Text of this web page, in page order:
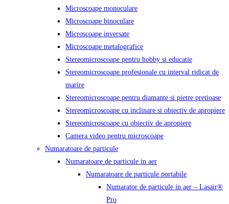
Microscoape monoculare
Microscoape binoculare
Microscoape inversate
Microscoape metalografice
Stereomicroscoape pentru hobby si educatie
Stereomicroscoape profesionale cu interval ridicat de
marire
Stereomicroscoape pentru diamante si pietre pretioase
Stereomicroscoape cu inclinare si obiectiv de apropiere
Stereomicroscoape cu obiectiv de apropiere
Camera video pentru microscoape
Numaratoare de particule
Numaratoare de particule in aer
Numaratoare de particule portabile
Numarator de particule in aer – Lasair®
Pro